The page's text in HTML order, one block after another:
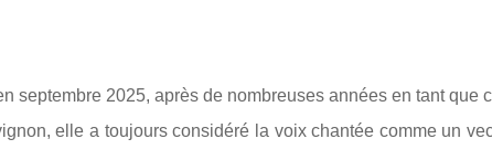
septembre 2025, après de nombreuses années en tant que
elle a toujours considéré la voix chantée comme un